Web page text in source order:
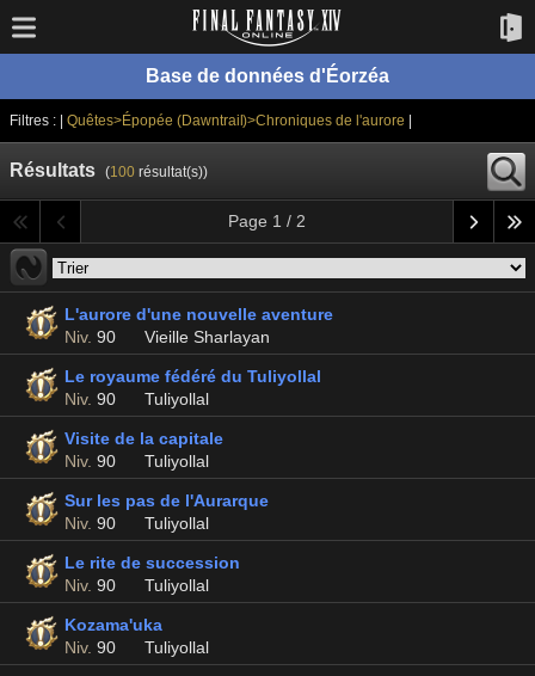
Base de données d'Éorzéa
Filtres : | Quêtes>Épopée (Dawntrail)>Chroniques de l'aurore
Résultats (100résultat(s))
Page 1 / 2
L'aurore d'une nouvelle aventure
Niv. 90 Vieille Sharlayan
Le royaume fédéré du Tuliyollal
Niv. 90 Tuliyollal
Visite de la capitale
Niv. 90 Tuliyollal
Sur les pas de l'Aurarque
Niv. 90 Tuliyollal
Le rite de succession
Niv. 90 Tuliyollal
Kozama'uka
Niv. 90 Tuliyollal